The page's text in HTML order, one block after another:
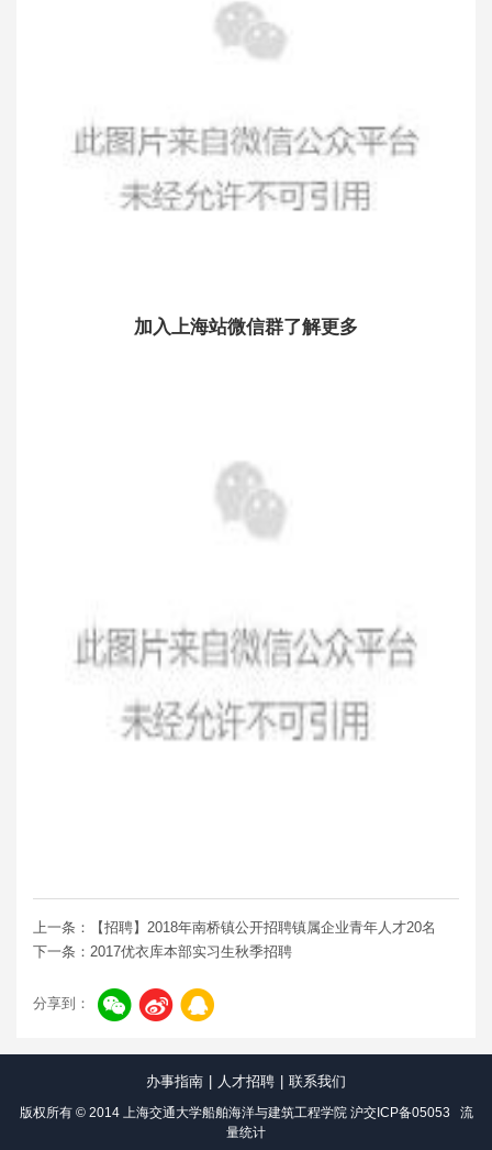
加入上海站微信群了解更多
上一条：【招聘】2018年南桥镇公开招聘镇属企业青年人才20名
下一条：2017优衣库本部实习生秋季招聘
分享到：
办事指南 人才招聘 联系我们
版权所有 © 2014 上海交通大学船舶海洋与建筑工程学院 沪交ICP备05053
流
量统计